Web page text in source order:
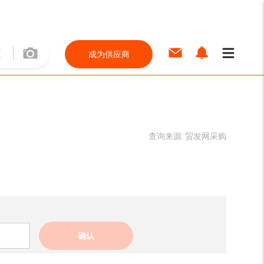
成为供应商
查询来源: 贸发网采购
确认